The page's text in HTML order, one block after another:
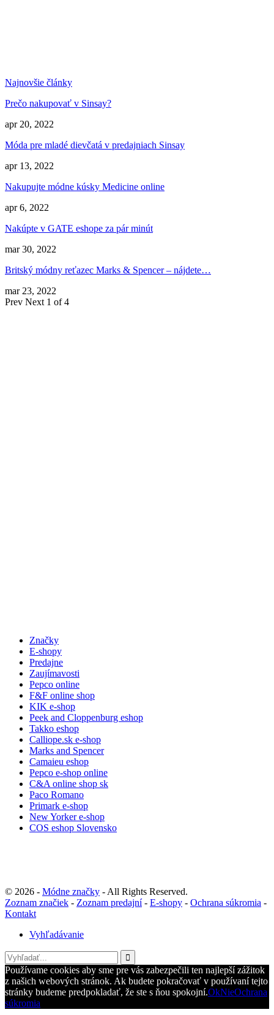
Najnovšie články
Prečo nakupovať v Sinsay?
apr 20, 2022
Móda pre mladé dievčatá v predajniach Sinsay
apr 13, 2022
Nakupujte módne kúsky Medicine online
apr 6, 2022
Nakúpte v GATE eshope za pár minút
mar 30, 2022
Britský módny reťazec Marks & Spencer – nájdete…
mar 23, 2022
Prev Next 1 of 4
Značky
E-shopy
Predajne
Zaujímavosti
Pepco online
F&F online shop
KIK e-shop
Peek and Cloppenburg eshop
Takko eshop
Calliope.sk e-shop
Marks and Spencer
Camaieu eshop
Pepco e-shop online
C&A online shop sk
Paco Romano
Primark e-shop
New Yorker e-shop
COS eshop Slovensko
© 2026 - Módne značky - All Rights Reserved.
Zoznam značiek - Zoznam predajní- E-shopy - Ochrana súkromia -
Kontakt
Vyhľadávanie
Používame cookies aby sme pre vás zabezpečili ten najlepší zážitok
z našich webových stránok. Ak budete pokračovať v používaní tejto
stránky budeme predpokladať, že ste s ňou spokojní.OkNieOchrana
súkromia